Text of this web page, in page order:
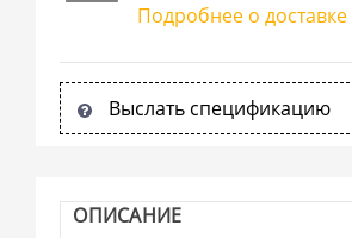
Подробнее о доставке
Выслать спецификацию
ОПИСАНИЕ